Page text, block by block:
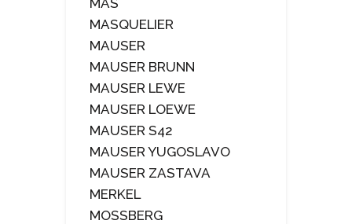
MASQUELIER
MAUSER
MAUSER BRUNN
MAUSER LEWE
MAUSER LOEWE
MAUSER S42
MAUSER YUGOSLAVO
MAUSER ZASTAVA
MERKEL
MOSSBERG